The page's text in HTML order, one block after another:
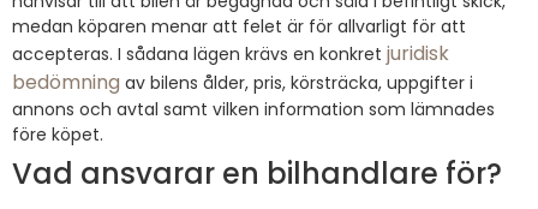
medan köparen menar att felet är för allvarligt för att
accepteras. I sådana lägen krävs en konkret juridisk
bedömning av bilens ålder, pris, körsträcka, uppgifter i
annons och avtal samt vilken information som lämnades
före köpet.
Vad ansvarar en bilhandlare för?